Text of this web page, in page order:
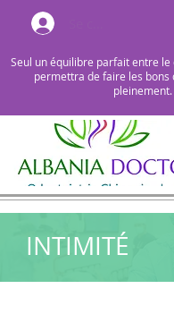
Seul un équilibre parfait entre le
permettra de faire les bons
pleinement.
INTIMITÉ